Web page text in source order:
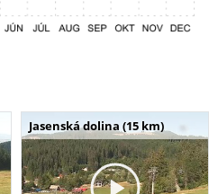
Jasenská dolina (15 km)